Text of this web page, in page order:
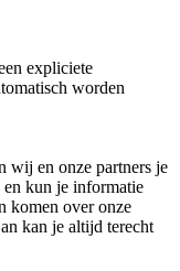
expliciete
worden
wij en onze partners je
en kun je informatie
komen over onze
kan je altijd terecht